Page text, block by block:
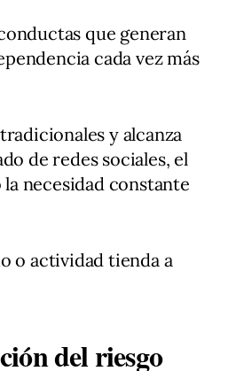
que generan
cada vez más
y alcanza
de redes sociales, el
necesidad constante
o actividad tienda a
del riesgo